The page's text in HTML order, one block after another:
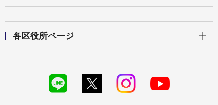
各区役所ページ